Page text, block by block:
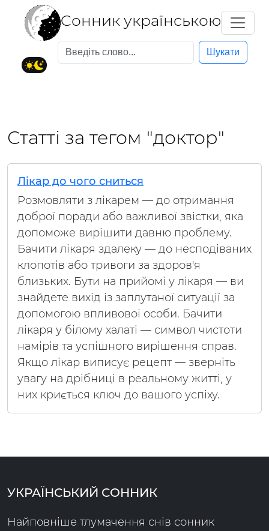
Cонник українською
Шукати
Статті за тегом "доктор"
Лікар до чого сниться
Розмовляти з лікарем — до отримання
доброї поради або важливої звістки, яка
допоможе вирішити давню проблему.
Бачити лікаря здалеку — до несподіваних
клопотів або тривоги за здоров'я
близьких. Бути на прийомі у лікаря — ви
знайдете вихід із заплутаної ситуації за
допомогою впливової особи. Бачити
лікаря у білому халаті — символ чистоти
намірів та успішного вирішення справ.
Якщо лікар виписує рецепт — зверніть
увагу на дрібниці в реальному житті, у
них криється ключ до вашого успіху.
УКРАЇНСЬКИЙ СОННИК
Найповніше тлумачення снів сонник